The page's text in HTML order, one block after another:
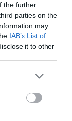
the further
parties on the
may
IAB’s List of
it to other
more Google
may click to
party tags to
below Google